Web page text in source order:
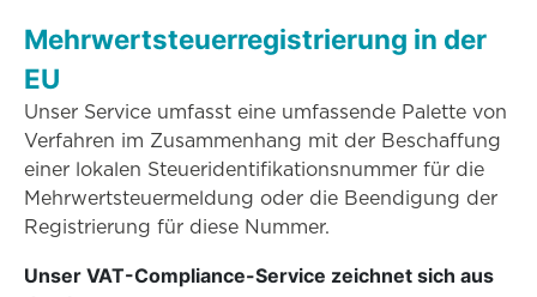
Mehrwertsteuerregistrierung in der
EU
Unser Service umfasst eine umfassende Palette von
Verfahren im Zusammenhang mit der Beschaffung
einer lokalen Steueridentifikationsnummer für die
Mehrwertsteuermeldung oder die Beendigung der
Registrierung für diese Nummer.
Unser VAT-Compliance-Service zeichnet sich aus